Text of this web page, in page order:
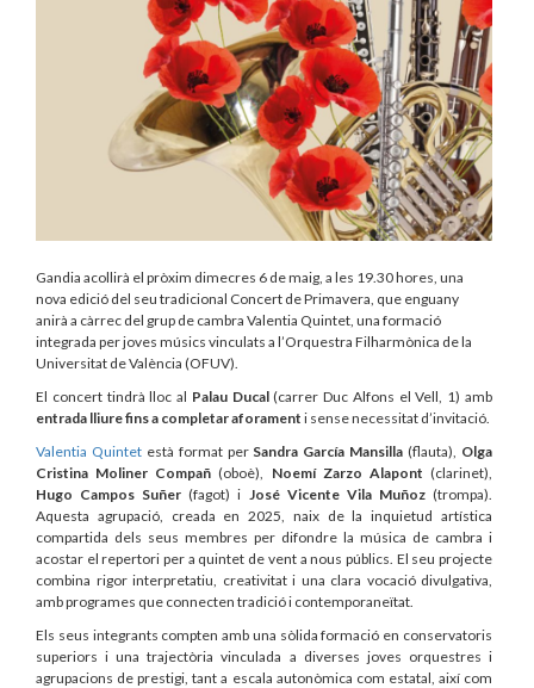
Gandia acollirà el pròxim dimecres 6 de maig, a les 19.30 hores, una
nova edició del seu tradicional Concert de Primavera, que enguany
anirà a càrrec del grup de cambra Valentia Quintet, una formació
integrada per joves músics vinculats a l’Orquestra Filharmònica de la
Universitat de València (OFUV).
El concert tindrà lloc al Palau Ducal(carrer Duc Alfons el Vell, 1) amb
entrada lliure fins a completar aforament i sense necessitat d’invitació.
Valentia Quintetestà format per Sandra García Mansilla (flauta), Olga
Cristina Moliner Compañ (oboè), Noemí Zarzo Alapont(clarinet),
Hugo Campos Suñer(fagot) i José Vicente Vila Muñoz(trompa).
Aquesta agrupació, creada en 2025, naix de la inquietud artística
compartida dels seus membres per difondre la música de cambra i
acostar el repertori per a quintet de vent a nous públics. El seu projecte
combina rigor interpretatiu, creativitat i una clara vocació divulgativa,
amb programes que connecten tradició i contemporaneïtat.
Els seus integrants compten amb una sòlida formació en conservatoris
superiors i una trajectòria vinculada a diverses joves orquestres i
agrupacions de prestigi, tant a escala autonòmica com estatal, així com